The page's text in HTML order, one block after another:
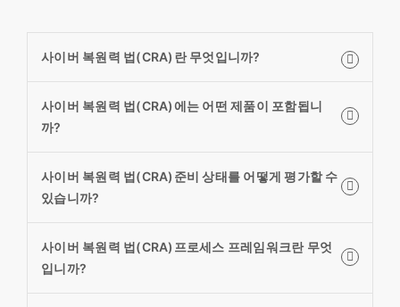
사이버 복원력 법(CRA)란 무엇입니까?
사이버 복원력 법(CRA)에는 어떤 제품이 포함됩니
까?
사이버 복원력 법(CRA)준비 상태를 어떻게 평가할 수
있습니까?
사이버 복원력 법(CRA)프로세스 프레임워크란 무엇
입니까?